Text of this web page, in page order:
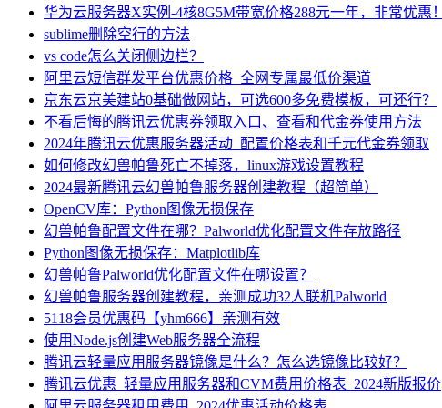
华为云服务器X实例-4核8G5M带宽价格288元一年，非常优惠！
sublime删除空行的方法
vs code怎么关闭侧边栏？
阿里云短信群发平台优惠价格_全网专属最低价渠道
京东云京美建站0基础做网站，可选600多免费模板，可还行？
不看后悔的腾讯云优惠券领取入口、查看和代金券使用方法
2024年腾讯云优惠服务器活动_配置价格表和千元代金券领取
如何修改幻兽帕鲁死亡不掉落，linux游戏设置教程
2024最新腾讯云幻兽帕鲁服务器创建教程（超简单）
OpenCV库：Python图像无损保存
幻兽帕鲁配置文件在哪？Palworld优化配置文件存放路径
Python图像无损保存：Matplotlib库
幻兽帕鲁Palworld优化配置文件在哪设置？
幻兽帕鲁服务器创建教程，亲测成功32人联机Palworld
5118会员优惠码【yhm666】亲测有效
使用Node.js创建Web服务器全流程
腾讯云轻量应用服务器镜像是什么？怎么选镜像比较好？
腾讯云优惠_轻量应用服务器和CVM费用价格表_2024新版报价